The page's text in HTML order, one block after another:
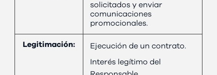
solicitados y enviar
comunicaciones
promocionales.
Legitimación: Ejecución de un contrato.
Interés legítimo del